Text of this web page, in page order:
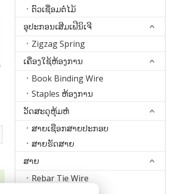
ຕົວເຊື່ອມຕໍ່ໄມ້
ອຸປະກອນເສີມເຟີນິເຈີ
Zigzag Spring
ເຄື່ອງໃຊ້ຫ້ອງການ
Book Binding Wire
Staples ຫ້ອງການ
ວັດສະດຸຫຸ້ມຫໍ່
ສາຍເຊືອກສາຍປະກອບ
ສາຍຮັດສາຍ
ສາຍ
Rebar Tie Wire